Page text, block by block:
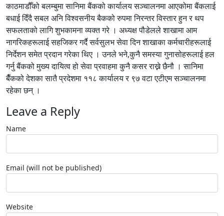
काठमाडौँको बलम्बुमा सानिमा बैंकको कार्यालय सञ्चालनमा आएकोमा बैंकलाई
बधाई दिँदै सबल अनि विश्वसनीय बैकको रुपमा निरन्तर विस्तार हुन र थप
सफलताको लागि शुभकामना व्यक्त गरे । अध्यक्ष पौडेलले शाखामा आम
नागरिकहरूलाई सहजिकर गर्दै सर्वसुलभ सेवा दिन शाखाका कर्मचारीहरूलाई
निर्देशन समेत प्रदान गरेका थिए । उनले भने,कुनै समस्या गुनासोहरूलाई हल
गर्नु बैंकको मुख्य दायित्व हो सेवा प्रवाहमा कुनै कसर राख्ने छैनौ । सानिमा
बैँकको देशका सातै प्रदेशमा ११८ कार्यालय र ९७ वटा एटीएम सञ्चालनमा
रहेका छन् ।
Leave a Reply
Name
Email (will not be published)
Website